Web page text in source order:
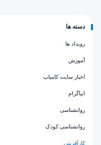
دسته ها
رویداد ها
آموزش
اخبار سایت کامیاب
انیاگرام
روانشناسی
روانشناسی کودک
کارآفرینی